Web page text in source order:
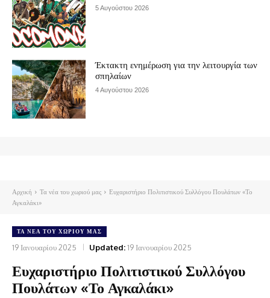
5 Αυγούστου 2026
Έκτακτη ενημέρωση για την λειτουργία των
σπηλαίων
4 Αυγούστου 2026